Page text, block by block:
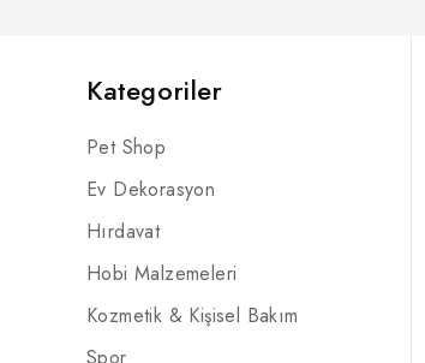
Kategoriler
Pet Shop
Ev Dekorasyon
Hırdavat
Hobi Malzemeleri
Kozmetik & Kişisel Bakım